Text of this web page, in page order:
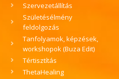
Szervezetállítás
Születésélmény
feldolgozás
Tanfolyamok, képzések,
workshopok (Buza Edit)
Tértisztítás
ThetaHealing